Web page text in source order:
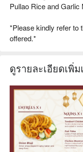
Pullao Rice and Garlic
*Please kindly refer to
offered.*
ดูรายละเอียดเพิ่ม